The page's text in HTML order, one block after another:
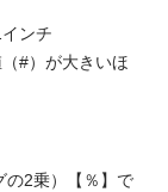
ンチ
#）が大きいほ
の2乗）【％】で